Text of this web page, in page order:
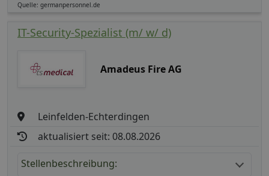
Quelle: germanpersonnel.de
IT-Security-Spezialist (m/ w/ d)
Amadeus Fire AG
Leinfelden-Echterdingen
aktualisiert seit: 08.08.2026
Stellenbeschreibung: